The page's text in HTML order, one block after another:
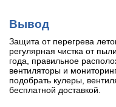
Вывод
Защита от перегрева
регулярная чистка от
года, правильное
вентиляторы и
подобрать кулеры,
бесплатной доставкой.